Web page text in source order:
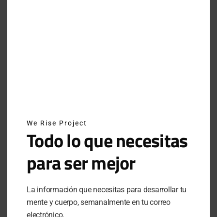
SUSCRÍBETE A NUESTRO NEWSLETTER
SUBSCRIBE
Al hacer clic en este botón, confirmas que has leído y
We Rise Project
Todo lo que necesitas
para ser mejor
La información que necesitas para desarrollar tu
mente y cuerpo, semanalmente en tu correo
electrónico.